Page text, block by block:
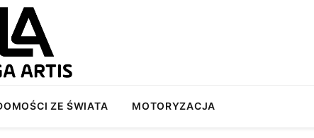
ZE ŚWIATA MOTORYZACJA